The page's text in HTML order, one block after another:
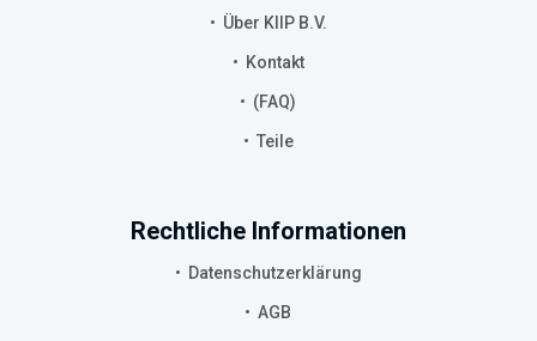
Über KIIP B.V.
Kontakt
(FAQ)
Teile
Rechtliche Informationen
Datenschutzerklärung
AGB